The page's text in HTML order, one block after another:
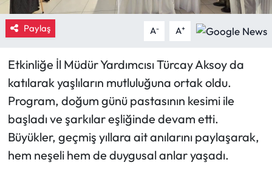
Paylaş A- A+
Etkinliğe İl Müdür Yardımcısı Türcay Aksoy da
katılarak yaşlıların mutluluğuna ortak oldu.
Program, doğum günü pastasının kesimi ile
başladı ve şarkılar eşliğinde devam etti.
Büyükler, geçmiş yıllara ait anılarını paylaşarak,
hem neşeli hem de duygusal anlar yaşadı.
Kimdir?
Laçin Haberleri
Magazin
Mecitözü Haberleri